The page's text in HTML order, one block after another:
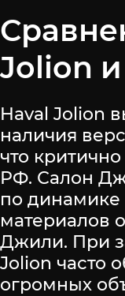
Jolion
Haval Jolion
наличия
что
РФ. Салон
по динамике
материалов
Джили. При
Jolion часто
огромных